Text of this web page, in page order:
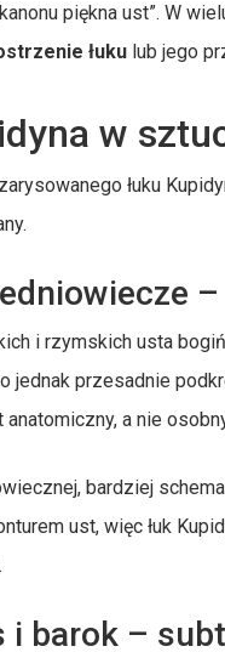
piękna ust”. W
łuku lub jego
w
łuku
i rzymskich usta
jednak przesadnie
a nie
bardziej
ust, więc łuk
i barok –